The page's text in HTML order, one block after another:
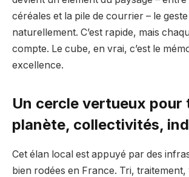
céréales et la pile de courrier – le
naturellement. C’est rapide, mais
compte. Le cube, en vrai, c’est le
excellence.
Un cercle vertueux pour
planète, collectivités,
Cet élan local est appuyé par des
bien rodées en France. Tri, traitement,